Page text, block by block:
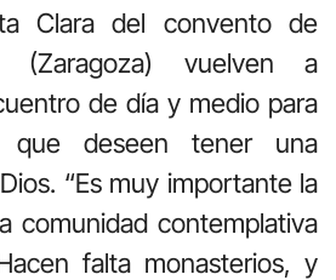
Clara del convento de
(Zaragoza) vuelven a
de día y medio para
que deseen tener una
“Es muy importante la
comunidad contemplativa
falta monasterios, y